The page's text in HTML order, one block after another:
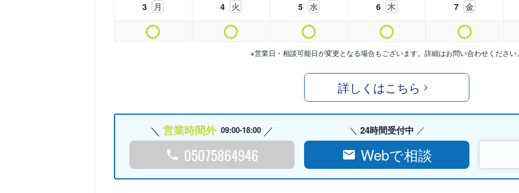
3 月 4 火 5 水 6 木 7 金
※営業日・相談可能日が変更となる場合もございます。詳細はお問い合わせください。
詳しくはこちら
営業時間外 09:00-18:00
05075864946
24時間受付中
Webで相談